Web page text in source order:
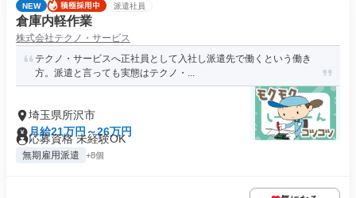
NEW 派遣社員
倉庫内軽作業
株式会社テクノ・サービス
テクノ・サービスへ正社員として入社し派遣先で働くという働き
方。派遣と言っても実態はテクノ・...
埼玉県所沢市
月給21万円～26万円
応募資格 未経験OK
無期雇用派遣 +8個